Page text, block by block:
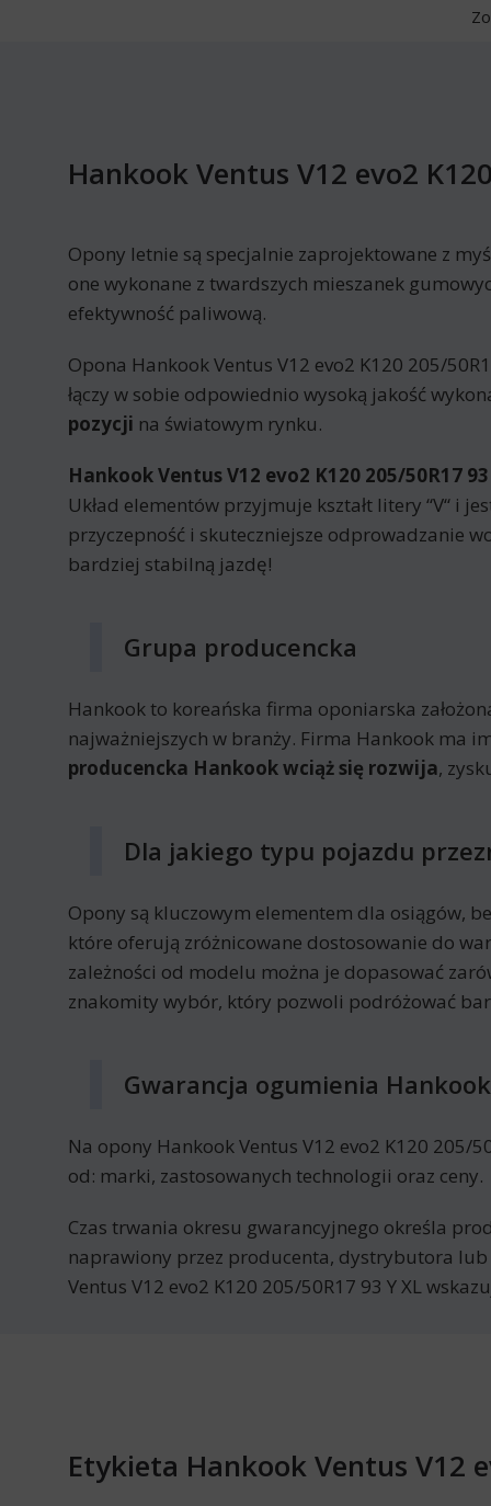
Hankook Ventus V12 evo2
Opony letnie są specjalnie zaprojektowane z
one wykonane z twardszych mieszanek
efektywność paliwową.
Opona Hankook Ventus V12 evo2 K120 205/
łączy w sobie odpowiednio wysoką jakość
pozycji na światowym rynku.
Hankook Ventus V12 evo2 K120 205/50R17
Układ elementów przyjmuje kształt litery “V“ i
przyczepność i skuteczniejsze odprowadzanie
bardziej stabilną jazdę!
Grupa producencka
Hankook to koreańska firma oponiarska
najważniejszych w branży. Firma Hankook ma
producencka Hankook wciąż się rozwija,
Dla jakiego typu pojazdu
Opony są kluczowym elementem dla osiągów,
które oferują zróżnicowane dostosowanie do
zależności od modelu można je dopasować
znakomity wybór, który pozwoli podróżować
Gwarancja ogumienia
Na opony Hankook Ventus V12 evo2 K120 205/
od: marki, zastosowanych technologii oraz ceny.
Czas trwania okresu gwarancyjnego określa
naprawiony przez producenta, dystrybutora
Ventus V12 evo2 K120 205/50R17 93 Y XL
Etykieta Hankook Ventus V12